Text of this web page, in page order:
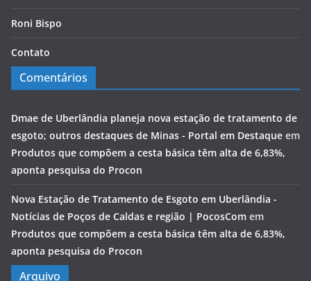
Roni Bispo
Contato
Comentários
Dmae de Uberlândia planeja nova estação de tratamento de
esgoto; outros destaques de Minas - Portal em Destaque em
Produtos que compõem a cesta básica têm alta de 6,83%,
aponta pesquisa do Procon
Nova Estação de Tratamento de Esgoto em Uberlândia -
Notícias de Poços de Caldas e região | PocosCom em
Produtos que compõem a cesta básica têm alta de 6,83%,
aponta pesquisa do Procon
Arquivo